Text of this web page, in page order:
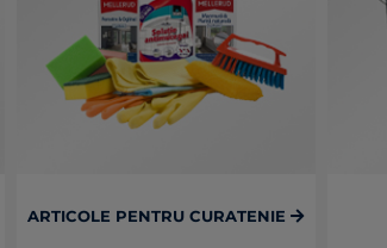
ARTICOLE PENTRU CURATENIE